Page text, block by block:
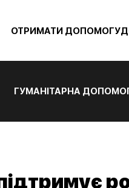
ОТРИМАТИ ДОПОМОГУ
ГУМАНІТАРНА